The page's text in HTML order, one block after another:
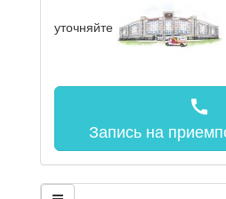
уточняйте
call
Запись на прием